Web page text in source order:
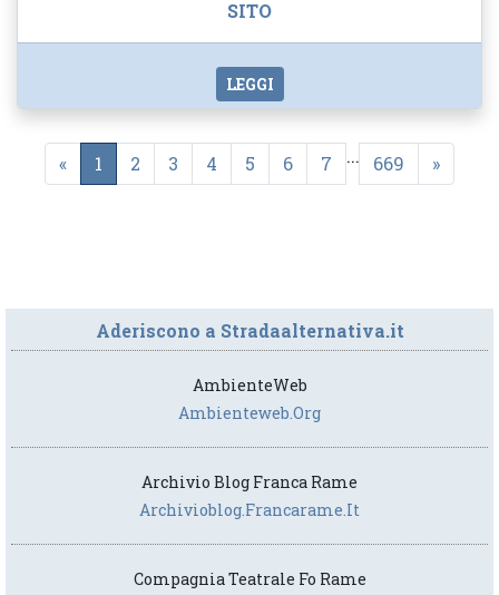
SITO
LEGGI
« 1 2 3 4 5 6 7 ... 669 »
Aderiscono a Stradaalternativa.it
AmbienteWeb
Ambienteweb.org
Archivio Blog Franca Rame
Archivioblog.francarame.it
Compagnia Teatrale Fo Rame